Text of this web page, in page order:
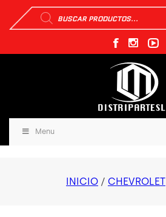
Búsqueda
de
productos
Menu
INICIO / CHEVROLET